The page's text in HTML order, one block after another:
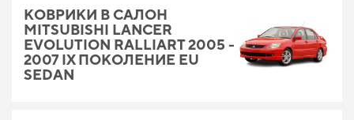
КОВРИКИ В САЛОН
MITSUBISHI LANCER
EVOLUTION RALLIART 2005 -
2007 IX ПОКОЛЕНИЕ EU
SEDAN